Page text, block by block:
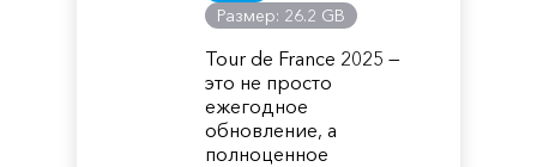
Размер: 26.2 GB
Tour de France 2025 —
это не просто
ежегодное
обновление, а
полноценное